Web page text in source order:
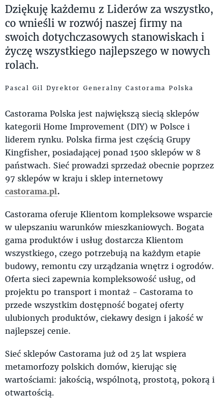
Dziękuję każdemu z Liderów za wszystko,
co wnieśli w rozwój naszej firmy na
swoich dotychczasowych stanowiskach i
życzę wszystkiego najlepszego w nowych
rolach.
Pascal Gil Dyrektor Generalny Castorama Polska
Castorama Polska jest największą siecią sklepów
kategorii Home Improvement (DIY) w Polsce i
liderem rynku. Polska firma jest częścią Grupy
Kingfisher, posiadającej ponad 1500 sklepów w 8
państwach. Sieć prowadzi sprzedaż obecnie poprzez
97 sklepów w kraju i sklep internetowy
castorama.pl.
Castorama oferuje Klientom kompleksowe wsparcie
w ulepszaniu warunków mieszkaniowych. Bogata
gama produktów i usług dostarcza Klientom
wszystkiego, czego potrzebują na każdym etapie
budowy, remontu czy urządzania wnętrz i ogrodów.
Oferta sieci zapewnia kompleksowość usług, od
projektu po transport i montaż - Castorama to
przede wszystkim dostępność bogatej oferty
ulubionych produktów, ciekawy design i jakość w
najlepszej cenie.
Sieć sklepów Castorama już od 25 lat wspiera
metamorfozy polskich domów, kierując się
wartościami: jakością, wspólnotą, prostotą, pokorą i
otwartością.